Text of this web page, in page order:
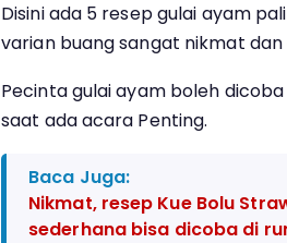
Disini ada 5 resep gulai ayam
varian buang sangat nikmat dan
Pecinta gulai ayam boleh
saat ada acara Penting.
Baca Juga:
Nikmat, resep Kue Bolu
sederhana bisa dicoba di